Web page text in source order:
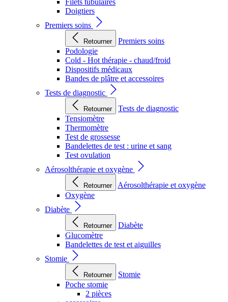
Filets tubulaires
Doigtiers
Premiers soins
Retourner
Premiers soins
Podologie
Cold - Hot thérapie - chaud/froid
Dispositifs médicaux
Bandes de plâtre et accessoires
Tests de diagnostic
Retourner
Tests de diagnostic
Tensiomètre
Thermomètre
Test de grossesse
Bandelettes de test : urine et sang
Test ovulation
Aérosolthérapie et oxygène
Retourner
Aérosolthérapie et oxygène
Oxygène
Diabète
Retourner
Diabète
Glucomètre
Bandelettes de test et aiguilles
Stomie
Retourner
Stomie
Poche stomie
2 pièces